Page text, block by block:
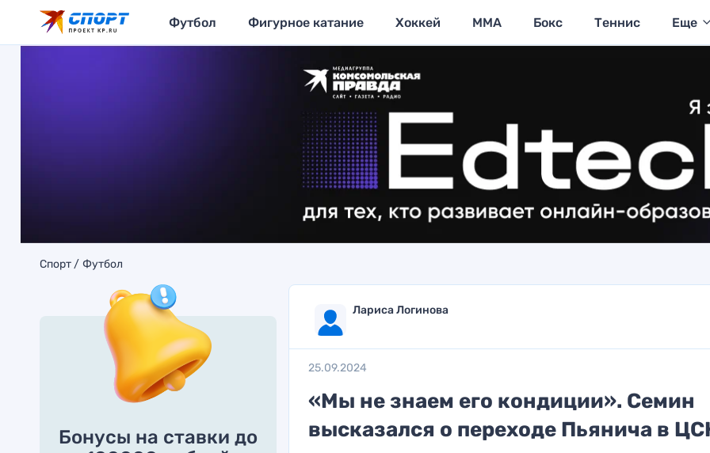
Футбол Фигурное катание Хоккей MMA Бокс Теннис Еще
Спорт Футбол
Бонусы на ставки до
Лариса Логинова
25.09.2024
«Мы не знаем его кондиции». Семин
высказался о переходе Пьянича в